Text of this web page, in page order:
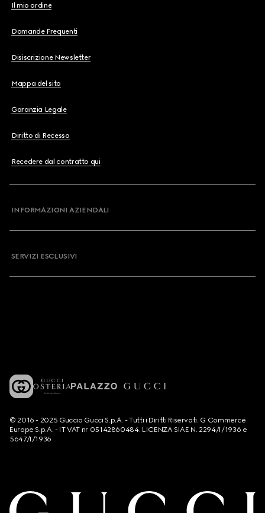
Il mio ordine
Domande Frequenti
Disiscrizione Newsletter
Mappa del sito
Garanzia Legale
Diritto di Recesso
Recedere dal contratto qui
INFORMAZIONI AZIENDALI
SERVIZI ESCLUSIVI
© 2016 - 2025 Guccio Gucci S.p.A. - Tutti i Diritti Riservati. G Commerce
Europe S.p.A. - IT VAT nr 05142860484. LICENZA SIAE N. 2294/I/1936 e
5647/I/1936